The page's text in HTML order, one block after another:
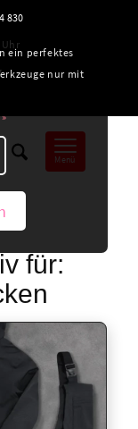
830
Uhr
Menü
für:
ein perfektes
nur mit